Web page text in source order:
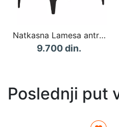
Natkasna Lamesa antracit 50x40x48cm
9.700 din.
Poslednji put